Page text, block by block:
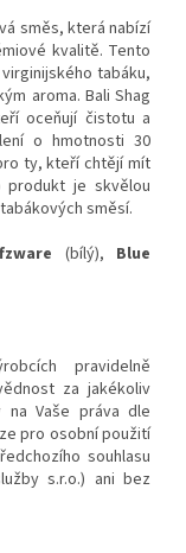
směs, která nabízí
kvalitě. Tento
tabáku,
aroma. Bali Shag
oceňují čistotu a
o hmotnosti 30
ty, kteří chtějí mít
je skvělou
směsí.
(bílý), Blue
pravidelně
za jakékoliv
na Vaše práva dle
pro osobní použití
souhlasu
s.r.o.) ani bez